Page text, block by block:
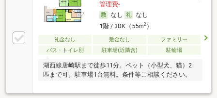
管理費-
なし
なし
1階 / 3DK（55m2）
礼金なし 敷金なし
ファミリー
バス・トイレ別
駐車場(近隣含) 駐輪場
湖西線唐崎駅まで徒歩11分。ペット（小型犬、猫）2
匹まで可。駐車場1台無料。条件等ご相談ください。